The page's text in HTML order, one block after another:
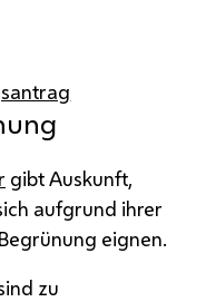
gibt Auskunft,
aufgrund ihrer
eignen.
zu